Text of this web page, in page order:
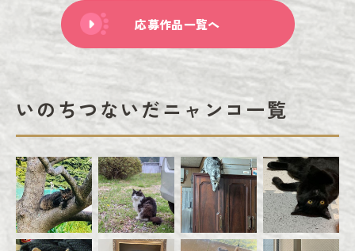
応募作品一覧へ
いのちつないだニャンコ一覧